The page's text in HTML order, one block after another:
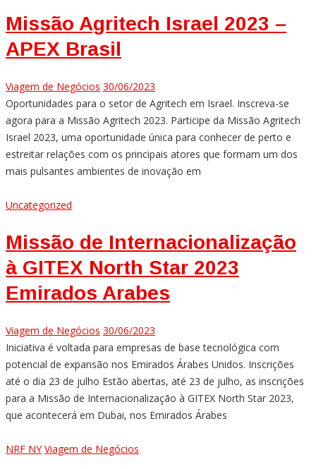
Missão Agritech Israel 2023 –
APEX Brasil
Viagem de Negócios 30/06/2023
Oportunidades para o setor de Agritech em Israel. Inscreva-se
agora para a Missão Agritech 2023. Participe da Missão Agritech
Israel 2023, uma oportunidade única para conhecer de perto e
estreitar relações com os principais atores que formam um dos
mais pulsantes ambientes de inovação em
Uncategorized
Missão de Internacionalização
à GITEX North Star 2023
Emirados Arabes
Viagem de Negócios 30/06/2023
Iniciativa é voltada para empresas de base tecnológica com
potencial de expansão nos Emirados Árabes Unidos. Inscrições
até o dia 23 de julho Estão abertas, até 23 de julho, as inscrições
para a Missão de Internacionalização à GITEX North Star 2023,
que acontecerá em Dubai, nos Emirados Árabes
NRF NY Viagem de Negócios